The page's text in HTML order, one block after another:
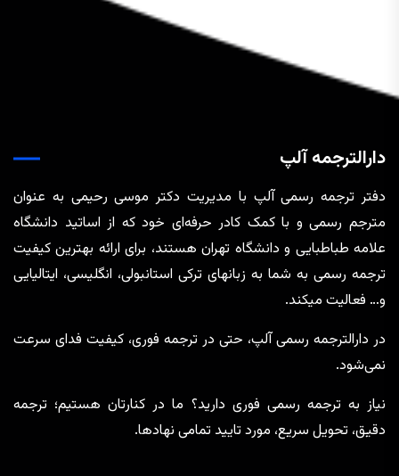
دارالترجمه آلپ
دفتر ترجمه رسمی آلپ با مدیریت دکتر موسی رحیمی به عنوان
مترجم رسمی و با کمک کادر حرفه‌ای خود که از اساتید دانشگاه
علامه طباطبایی و دانشگاه تهران هستند، برای ارائه بهترین کیفیت
ترجمه رسمی به شما به زبانهای ترکی استانبولی، انگلیسی، ایتالیایی
و… فعالیت میکند.
در دارالترجمه رسمی آلپ، حتی در ترجمه‌ فوری، کیفیت فدای سرعت
نمی‌شود.
نیاز به ترجمه رسمی فوری دارید؟ ما در کنارتان هستیم؛ ترجمه
دقیق، تحویل سریع، مورد تایید تمامی نهادها.